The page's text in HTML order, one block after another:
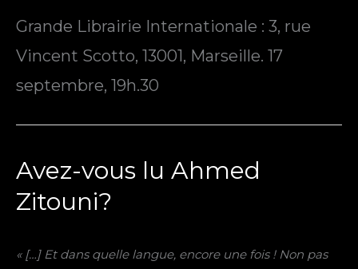
Grande Librairie Internationale : 3, rue
Vincent Scotto, 13001, Marseille. 17
septembre, 19h.30
Avez-vous lu Ahmed
Zitouni?
« […] Et dans quelle langue, encore une fois ! Non pas